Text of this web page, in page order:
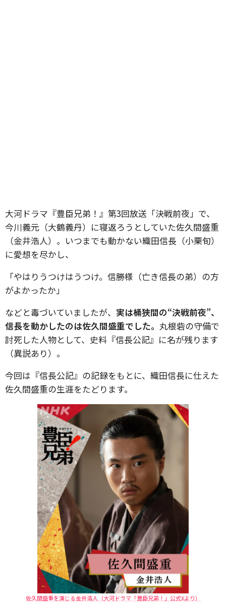
大河ドラマ『豊臣兄弟！』第3回放送「決戦前夜」で、
今川義元（大鶴義丹）に寝返ろうとしていた佐久間盛重
（金井浩人）。いつまでも動かない織田信長（小栗旬）
に愛想を尽かし、
「やはりうつけはうつけ。信勝様（亡き信長の弟）の方
がよかったか」
などと毒づいていましたが、 実は桶狭間の“決戦前夜”、
信長を動かしたのは佐久間盛重でした。 丸根砦の守備で
討死した人物として、史料『信長公記』に名が残ります
（異説あり）。
今回は『信長公記』の記録をもとに、織田信長に仕えた
佐久間盛重の生涯をたどります。
佐久間盛重を演じる金井浩人（大河ドラマ「豊臣兄弟！」公式Xより）